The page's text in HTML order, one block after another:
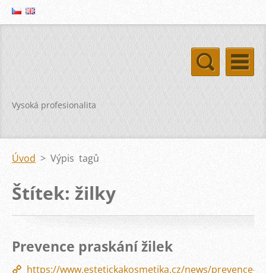
Vysoká profesionalita
Úvod > Výpis tagů
Štítek: žilky
Prevence praskání žilek
https://www.estetickakosmetika.cz/news/prevence-